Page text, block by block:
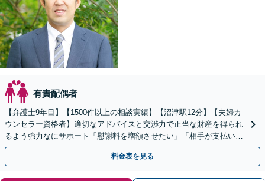
有責配偶者
【弁護士9年目】【1500件以上の相談実績】【沼津駅12分】【夫婦カ
ウンセラー資格者】適切なアドバイスと交渉力で正当な財産を得られ
るよう強力なにサポート「慰謝料を増額させたい」「相手が支払いに
応じない」などもご相談を【初回相談30分無料】
料金表を見る